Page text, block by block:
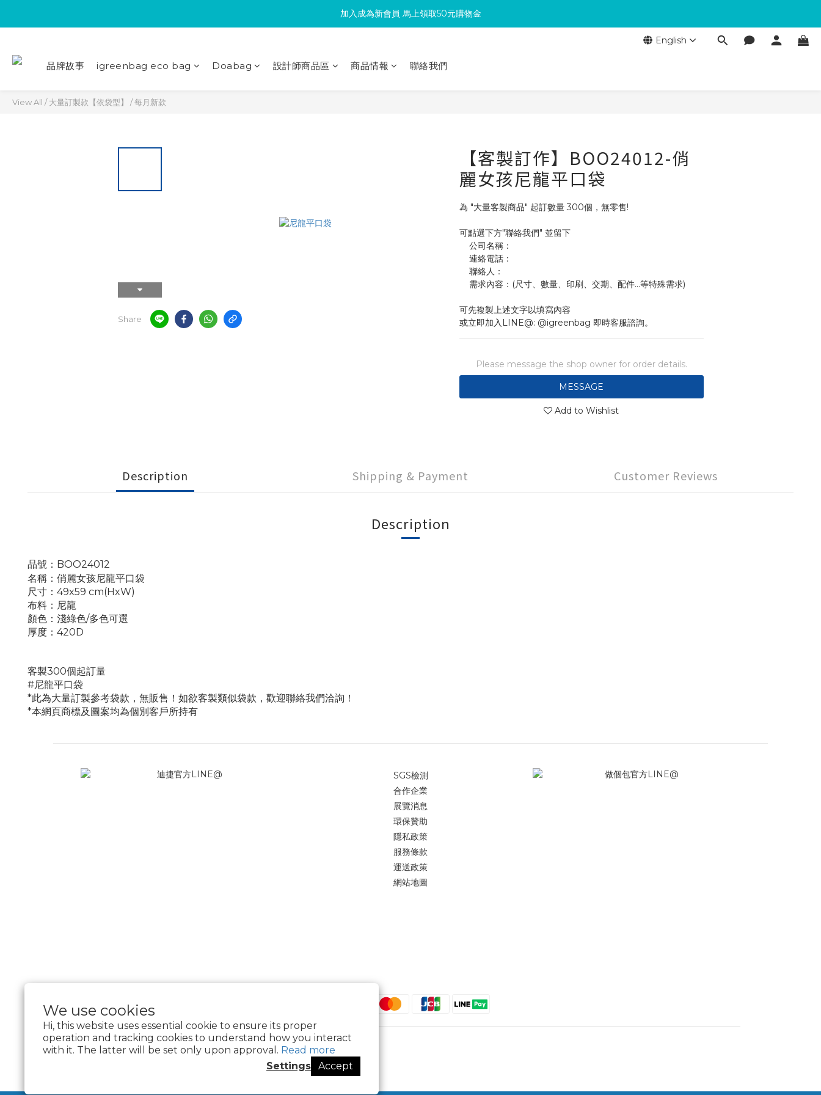
We use cookies
Hi, this website uses essential cookie to ensure its proper
operation and tracking cookies to understand how you interact
with it. The latter will be set only upon approval. Read more
Settings
Accept
滿300回饋10%購物金
加入成為新會員 馬上領取50元購物金
English
品牌故事 igreenbag eco bag Doabag 設計師商品區 商品情報 聯絡我們
View All /大量訂製款【依袋型】 /每月新款
Share
【客製訂作】BOO24012-俏
麗女孩尼龍平口袋
為 "大量客製商品" 起訂數量 300個，無零售!
可點選下方"聯絡我們" 並留下
    公司名稱：
    連絡電話：
    聯絡人：
    需求內容：(尺寸、數量、印刷、交期、配件...等特殊需求)
可先複製上述文字以填寫內容
或立即加入LINE@: @igreenbag 即時客服諮詢。
Please message the shop owner for order details.
MESSAGE
Add to Wishlist
Description Shipping & Payment Customer Reviews
Description
品號：BOO24012
名稱：俏麗女孩尼龍平口袋
尺寸：49x59 cm(HxW)
布料：尼龍
顏色：淺綠色/多色可選
厚度：420D
客製300個起訂量
#尼龍平口袋
*此為大量訂製參考袋款，無販售！如欲客製類似袋款，歡迎聯絡我們洽詢！
*本網頁商標及圖案均為個別客戶所持有
SGS檢測
合作企業
展覽消息
環保贊助
隱私政策
服務條款
運送政策
網站地圖
$ TWD English